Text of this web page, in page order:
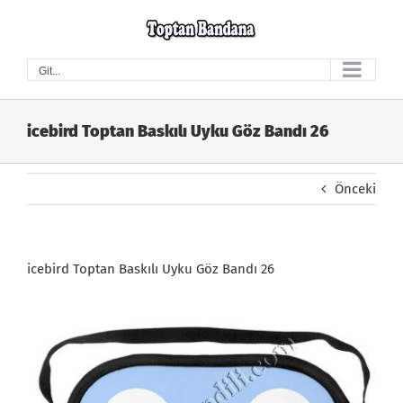
Git...
icebird Toptan Baskılı Uyku Göz Bandı 26
Önceki
icebird Toptan Baskılı Uyku Göz Bandı 26